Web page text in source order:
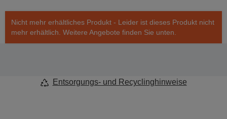
Nicht mehr erhältliches Produkt - Leider ist dieses Produkt nicht
mehr erhältlich. Weitere Angebote finden Sie unten.
Entsorgungs- und Recyclinghinweise